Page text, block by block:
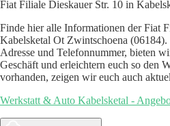
Fiat Filiale Dieskauer Str. 10 in
Finde hier alle Informationen der Fiat
Kabelsketal Ot Zwintschoena
Adresse und Telefonnummer, bieten
Geschäft und erleichtern euch so den
vorhanden, zeigen wir euch auch
Werkstatt & Auto Kabelsketal -